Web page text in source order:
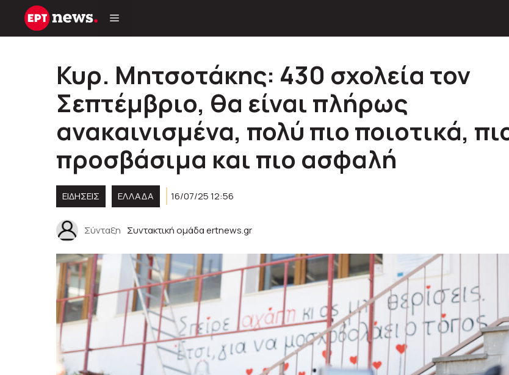
Μετάβαση
Κυρ. Μητσοτάκης: 430 σχολεία τον
Σεπτέμβριο, θα είναι πλήρως
ανακαινισμένα, πολύ πιο ποιοτικά,
προσβάσιμα και πιο ασφαλή
ΕΙΔΗΣΕΙΣ ΕΛΛΑΔΑ 16/07/25 12:56
Σύνταξη Συντακτική ομάδα ertnews.gr